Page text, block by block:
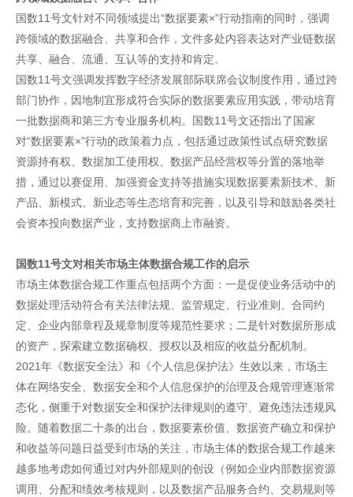
国数11号文针对不同领域提出“数据要素×”行动指南的同时，强调
跨领域的数据融合、共享和合作，文件多处内容表达对产业链数据
共享、融合、流通、互认等的支持和肯定。
国数11号文强调发挥数字经济发展部际联席会议制度作用，通过跨
部门协作，因地制宜形成符合实际的数据要素应用实践，带动培育
一批数据商和第三方专业服务机构。国数11号文还指出了国家
对“数据要素×”行动的政策着力点，包括通过政策性试点研究数据
资源持有权、数据加工使用权、数据产品经营权等分置的落地举
措，通过以赛促用、加强资金支持等措施实现数据要素新技术、新
产品、新模式、新业态等生态培育和完善，以及引导和鼓励各类社
会资本投向数据产业，支持数据商上市融资。
国数11号文对相关市场主体数据合规工作的启示
市场主体数据合规工作重点包括两个方面：一是促使业务活动中的
数据处理活动符合有关法律法规、监管规定、行业准则、合同约
定、企业内部章程及规章制度等规范性要求；二是针对数据所形成
的资产，探索建立数据确权、授权以及相应的收益分配机制。
2021年《数据安全法》和《个人信息保护法》生效以来，市场主
体在网络安全、数据安全和个人信息保护的治理及合规管理逐渐常
态化，侧重于对数据安全和保护法律规则的遵守、避免违法违规风
险。随着数据二十条的出台，数据要素价值、数据资产确立和保护
和收益等问题日益受到市场的关注，市场主体的数据合规工作越来
越多地考虑如何通过对内外部规则的创设（例如企业内部数据资源
调用、分配和绩效考核规则，以及数据产品服务合约、交易规则等